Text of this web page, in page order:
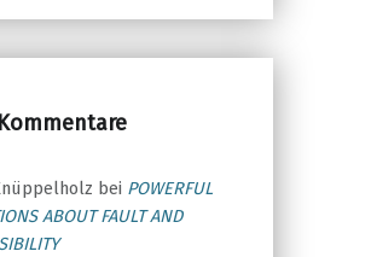
bei POWERFUL
ABOUT FAULT AND